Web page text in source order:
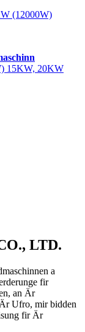
(12000W)
15KW, 20KW
LTD.
a
fir
an Är
Ufro, mir bidden
fir Är